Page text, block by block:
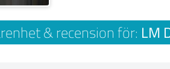
& recension för: LM